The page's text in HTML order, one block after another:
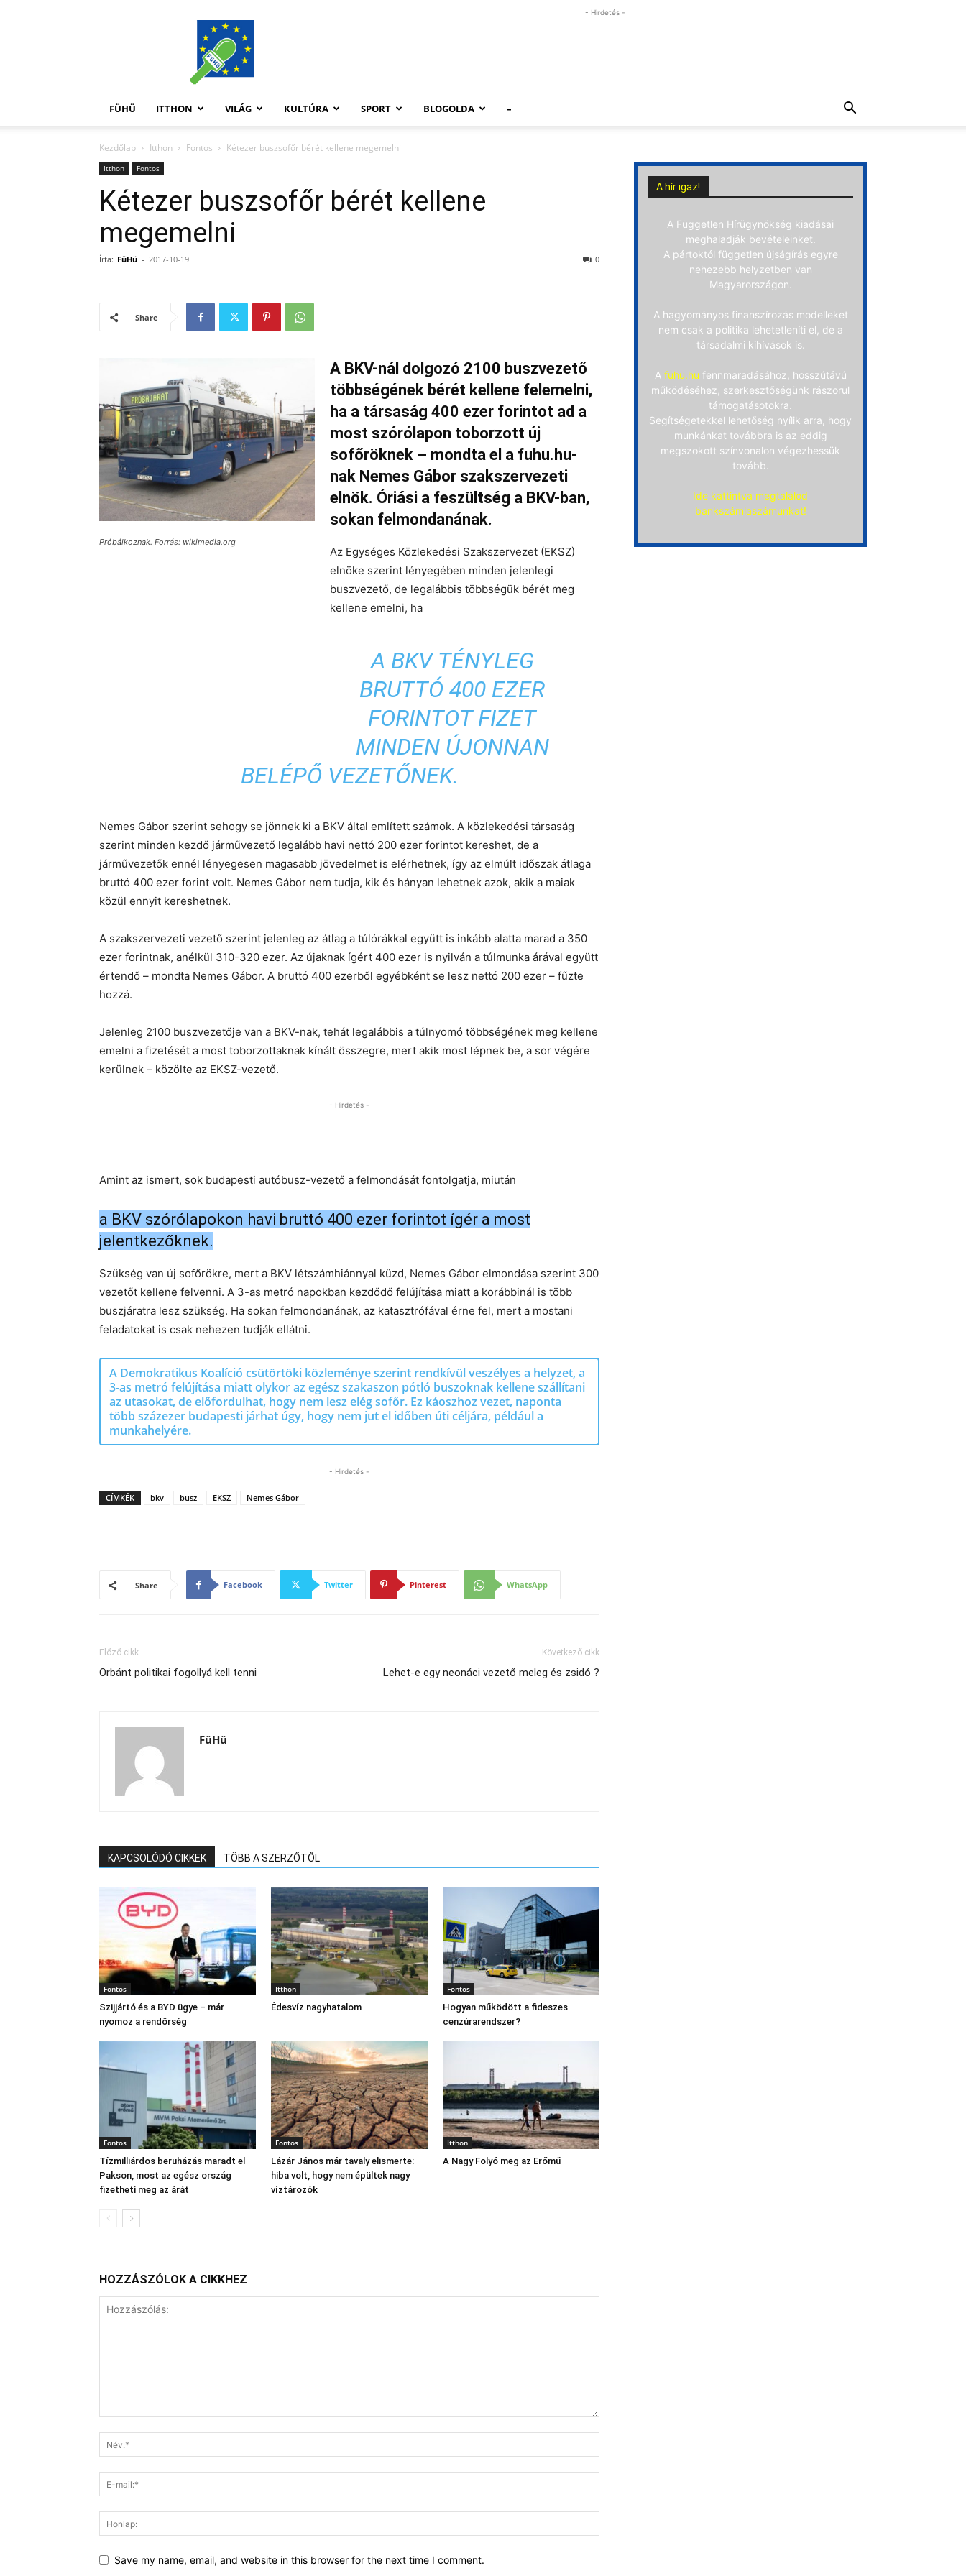
FüHü
- Hirdetés -
FÜHÜ ITTHON VILÁG KULTÚRA SPORT BLOGOLDA –
Kezdőlap Itthon Fontos Kétezer buszsofőr bérét kellene megemelni
Itthon Fontos
Kétezer buszsofőr bérét kellene
megemelni
Írta: FüHü - 2017-10-19 0
Share
Próbálkoznak. Forrás: wikimedia.org
A BKV-nál dolgozó 2100 buszvezető
többségének bérét kellene felemelni,
ha a társaság 400 ezer forintot ad a
most szórólapon toborzott új
sofőröknek – mondta el a fuhu.hu-
nak Nemes Gábor szakszervezeti
elnök. Óriási a feszültség a BKV-ban,
sokan felmondanának.
Az Egységes Közlekedési Szakszervezet (EKSZ)
elnöke szerint lényegében minden jelenlegi
buszvezető, de legalábbis többségük bérét meg
kellene emelni, ha
A BKV TÉNYLEG
BRUTTÓ 400 EZER
FORINTOT FIZET
MINDEN ÚJONNAN
BELÉPŐ VEZETŐNEK.
Nemes Gábor szerint sehogy se jönnek ki a BKV által említett számok. A közlekedési társaság
szerint minden kezdő járművezető legalább havi nettó 200 ezer forintot kereshet, de a
járművezetők ennél lényegesen magasabb jövedelmet is elérhetnek, így az elmúlt időszak átlaga
bruttó 400 ezer forint volt. Nemes Gábor nem tudja, kik és hányan lehetnek azok, akik a maiak
közül ennyit kereshetnek.
A szakszervezeti vezető szerint jelenleg az átlag a túlórákkal együtt is inkább alatta marad a 350
ezer forintnak, anélkül 310-320 ezer. Az újaknak ígért 400 ezer is nyilván a túlmunka árával együtt
értendő – mondta Nemes Gábor. A bruttó 400 ezerből egyébként se lesz nettó 200 ezer – fűzte
hozzá.
Jelenleg 2100 buszvezetője van a BKV-nak, tehát legalábbis a túlnyomó többségének meg kellene
emelni a fizetését a most toborzottaknak kínált összegre, mert akik most lépnek be, a sor végére
kerülnek – közölte az EKSZ-vezető.
- Hirdetés -
Amint az ismert, sok budapesti autóbusz-vezető a felmondását fontolgatja, miután
a BKV szórólapokon havi bruttó 400 ezer forintot ígér a most
jelentkezőknek.
Szükség van új sofőrökre, mert a BKV létszámhiánnyal küzd, Nemes Gábor elmondása szerint 300
vezetőt kellene felvenni. A 3-as metró napokban kezdődő felújítása miatt a korábbinál is több
buszjáratra lesz szükség. Ha sokan felmondanának, az katasztrófával érne fel, mert a mostani
feladatokat is csak nehezen tudják ellátni.
A Demokratikus Koalíció csütörtöki közleménye szerint rendkívül veszélyes a helyzet, a
3-as metró felújítása miatt olykor az egész szakaszon pótló buszoknak kellene szállítani
az utasokat, de előfordulhat, hogy nem lesz elég sofőr. Ez káoszhoz vezet, naponta
több százezer budapesti járhat úgy, hogy nem jut el időben úti céljára, például a
munkahelyére.
- Hirdetés -
CÍMKÉK bkv busz EKSZ Nemes Gábor
Share Facebook Twitter Pinterest WhatsApp
Előző cikk
Orbánt politikai fogollyá kell tenni
Következő cikk
Lehet-e egy neonáci vezető meleg és zsidó ?
FüHü
KAPCSOLÓDÓ CIKKEK TÖBB A SZERZŐTŐL
Fontos
Szijjártó és a BYD ügye – már
nyomoz a rendőrség
Itthon
Édesvíz nagyhatalom
Fontos
Hogyan működött a fideszes
cenzúrarendszer?
Fontos
Tízmilliárdos beruházás maradt el
Pakson, most az egész ország
fizetheti meg az árát
Fontos
Lázár János már tavaly elismerte:
hiba volt, hogy nem épültek nagy
víztározók
Itthon
A Nagy Folyó meg az Erőmű
HOZZÁSZÓLOK A CIKKHEZ
Save my name, email, and website in this browser for the next time I comment.
A hír igaz!
A Független Hírügynökség kiadásai
meghaladják bevételeinket.
A pártoktól független újságírás egyre
nehezebb helyzetben van
Magyarországon.
A hagyományos finanszírozás modelleket
nem csak a politika lehetetleníti el, de a
társadalmi kihívások is.
A fuhu.hu fennmaradásához, hosszútávú
működéséhez, szerkesztőségünk rászorul
támogatásotokra.
Segítségetekkel lehetőség nyílik arra, hogy
munkánkat továbbra is az eddig
megszokott színvonalon végezhessük
tovább.
Ide kattintva megtalálod
bankszámlaszámunkat!